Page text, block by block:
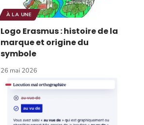
À LA UNE
Logo Erasmus : histoire de la
marque et origine du
symbole
26 mai 2026